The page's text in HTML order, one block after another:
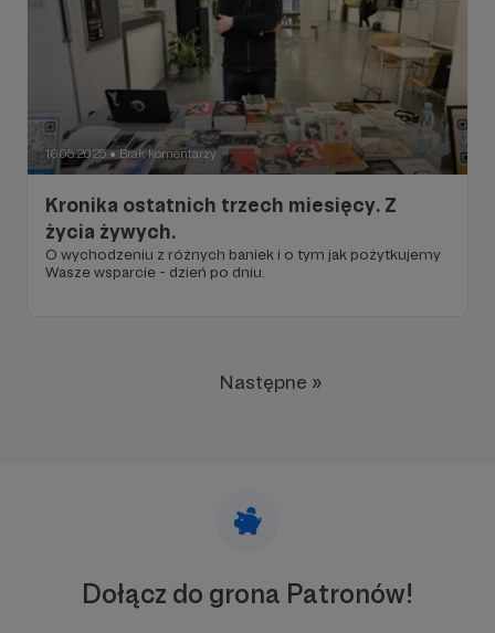
16.05.2025 ● Brak komentarzy
Kronika ostatnich trzech miesięcy. Z
życia żywych.
O wychodzeniu z różnych baniek i o tym jak pożytkujemy
Wasze wsparcie - dzień po dniu.
Następne »
Dołącz do grona Patronów!